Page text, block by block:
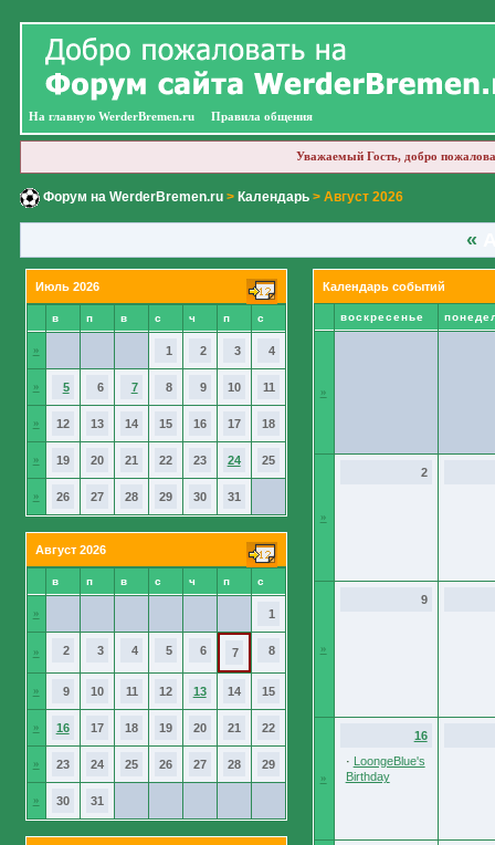
На главную WerderBremen.ru Правила общения
Уважаемый Гость, добро
Форум на WerderBremen.ru> Календарь> Август 2026
«
Июль 2026
в п в с ч п с
» 1 2 3 4
» 5 6 7 8 9 10 11
» 12 13 14 15 16 17 18
» 19 20 21 22 23 24 25
» 26 27 28 29 30 31
Август 2026
в п в с ч п с
» 1
» 2 3 4 5 6 7 8
» 9 10 11 12 13 14 15
» 16 17 18 19 20 21 22
» 23 24 25 26 27 28 29
» 30 31
Календарь событий
воскресенье
»
»
2
»
9
»
16
· LoongeBlue's
Birthday